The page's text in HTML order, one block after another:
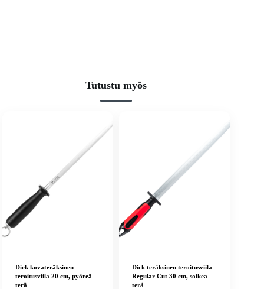
Tutustu myös
Dick kovateräksinen
teroitusviila 20 cm, pyöreä
terä
Dick teräksinen teroitusviila
Regular Cut 30 cm, soikea
terä